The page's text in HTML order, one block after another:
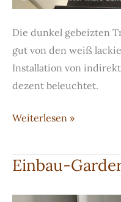
Die dunkel gebeizten
gut von den weiß
Installation von
dezent beleuchtet.
Bolzentreppe
indirektem
Licht
Weiterlesen »
Einbau-